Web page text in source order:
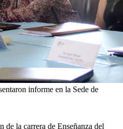
informe en la Sede de
de la carrera de Enseñanza del